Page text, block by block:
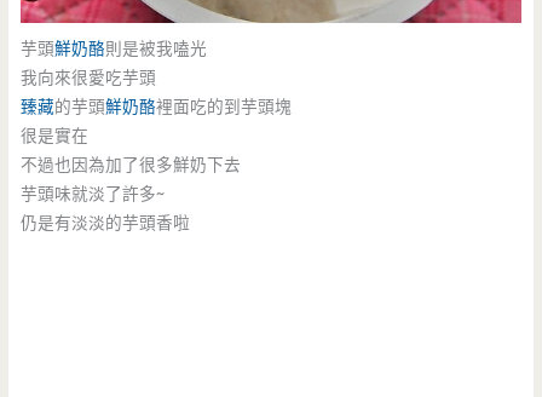
芋頭鮮奶酪則是被我嗑光
我向來很愛吃芋頭
臻藏的芋頭鮮奶酪裡面吃的到芋頭塊
很是實在
不過也因為加了很多鮮奶下去
芋頭味就淡了許多~
仍是有淡淡的芋頭香啦